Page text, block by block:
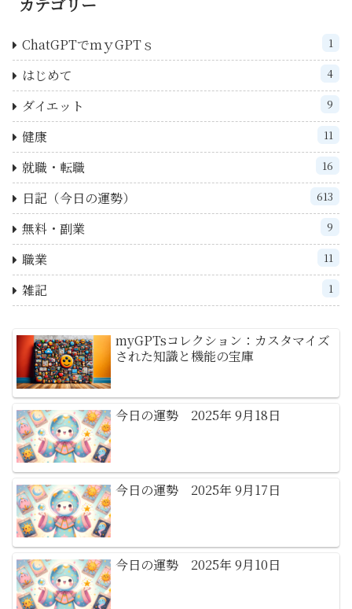
ChatGPTでｍｙGPTｓ 1
はじめて 4
ダイエット 9
健康 11
就職・転職 16
日記（今日の運勢） 613
無料・副業 9
職業 11
雑記 1
myGPTsコレクション：カスタマイズ
された知識と機能の宝庫
今日の運勢 2025年 9月18日
今日の運勢 2025年 9月17日
今日の運勢 2025年 9月10日